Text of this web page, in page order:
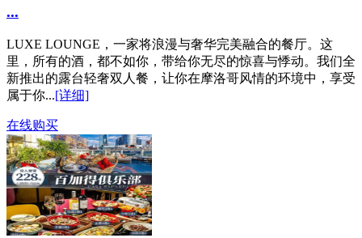
...
LUXE LOUNGE，一家将浪漫与奢华完美融合的餐厅。这
里，所有的酒，都不如你，带给你无尽的惊喜与悸动。我们全
新推出的露台轻奢双人餐，让你在摩洛哥风情的环境中，享受
属于你...[详细]
在线购买